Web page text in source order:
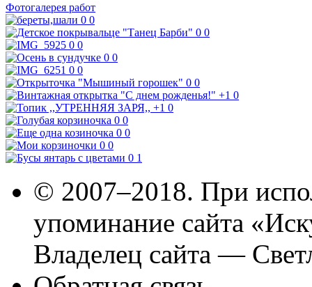
Фотогалерея работ
0 0
0 0
0 0
0 0
0 0
0 0
+1 0
+1 0
0 0
0 0
0 0
0 1
© 2007–2018. При
упоминание сайта
Владелец сайта —